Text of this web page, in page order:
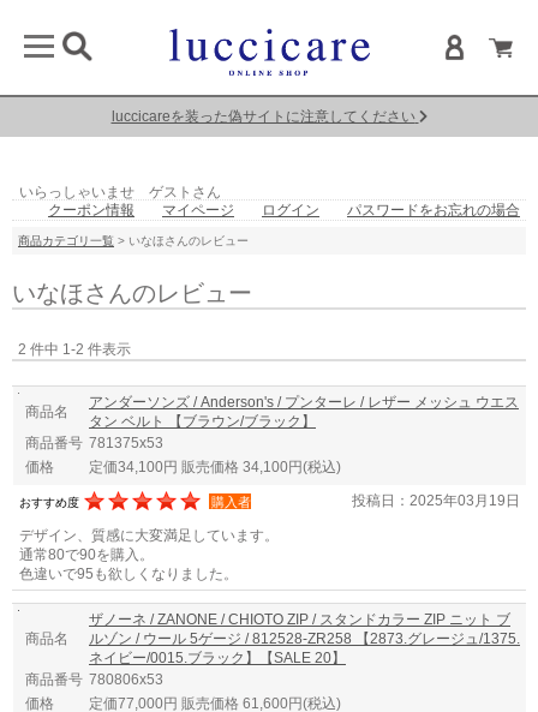
luccicareを装った偽サイトに注意してください
いらっしゃいませ ゲストさん
クーポン情報
マイページ ログイン パスワードをお忘れの場合
商品カテゴリ一覧 > いなほさんのレビュー
いなほさんのレビュー
2 件中 1-2 件表示
商品名
アンダーソンズ / Anderson's / プンターレ / レザー メッシュ ウエス
タン ベルト 【ブラウン/ブラック】
商品番号 781375x53
価格
定価34,100円 販売価格 34,100円(税込)
投稿日：2025年03月19日
おすすめ度 購入者
デザイン、質感に大変満足しています。
通常80で90を購入。
色違いで95も欲しくなりました。
商品名
ザノーネ / ZANONE / CHIOTO ZIP / スタンドカラー ZIP ニット ブ
ルゾン / ウール 5ゲージ / 812528-ZR258 【2873.グレージュ/1375.
ネイビー/0015.ブラック】【SALE 20】
商品番号 780806x53
価格
定価77,000円 販売価格 61,600円(税込)